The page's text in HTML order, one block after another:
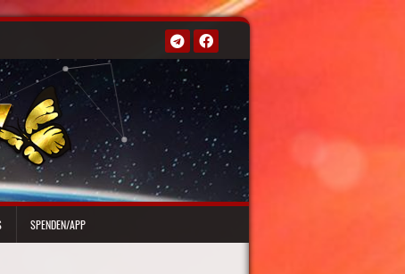
SPENDEN/APP